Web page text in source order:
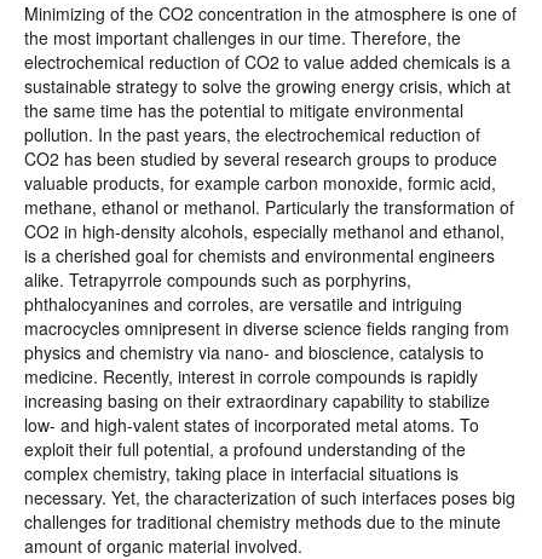
Minimizing of the CO2 concentration in the atmosphere is one of
the most important challenges in our time. Therefore, the
electrochemical reduction of CO2 to value added chemicals is a
sustainable strategy to solve the growing energy crisis, which at
the same time has the potential to mitigate environmental
pollution. In the past years, the electrochemical reduction of
CO2 has been studied by several research groups to produce
valuable products, for example carbon monoxide, formic acid,
methane, ethanol or methanol. Particularly the transformation of
CO2 in high-density alcohols, especially methanol and ethanol,
is a cherished goal for chemists and environmental engineers
alike. Tetrapyrrole compounds such as porphyrins,
phthalocyanines and corroles, are versatile and intriguing
macrocycles omnipresent in diverse science fields ranging from
physics and chemistry via nano- and bioscience, catalysis to
medicine. Recently, interest in corrole compounds is rapidly
increasing basing on their extraordinary capability to stabilize
low- and high-valent states of incorporated metal atoms. To
exploit their full potential, a profound understanding of the
complex chemistry, taking place in interfacial situations is
necessary. Yet, the characterization of such interfaces poses big
challenges for traditional chemistry methods due to the minute
amount of organic material involved.